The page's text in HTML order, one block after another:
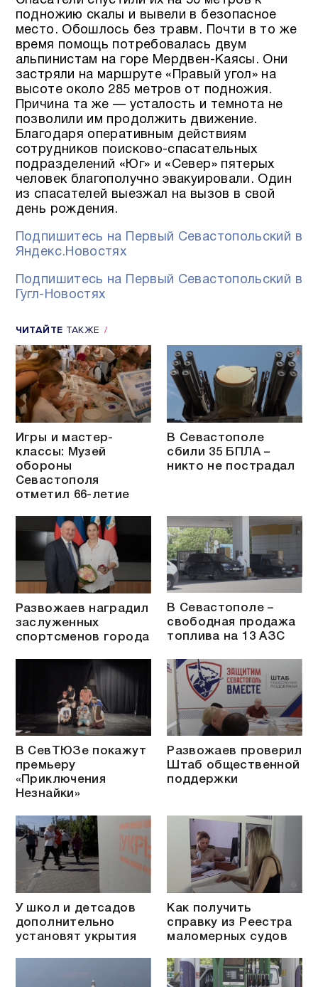
подножию скалы и вывели в безопасное
место. Обошлось без травм. Почти в то же
время помощь потребовалась двум
альпинистам на горе Мердвен-Каясы. Они
застряли на маршруте «Правый угол» на
высоте около 285 метров от подножия.
Причина та же — усталость и темнота не
позволили им продолжить движение.
Благодаря оперативным действиям
сотрудников поисково-спасательных
подразделений «Юг» и «Север» пятерых
человек благополучно эвакуировали. Один
из спасателей выезжал на вызов в свой
день рождения.
Подпишитесь на Первый Севастопольский в
Яндекс.Новостях
Подпишитесь на Первый Севастопольский в
Гугл-Новостях
ЧИТАЙТЕ ТАКЖЕ
Игры и мастер-
классы: Музей
обороны
Севастополя
отметил 66-летие
В Севастополе
сбили 35 БПЛА –
никто не пострадал
Развожаев наградил
заслуженных
спортсменов города
В Севастополе –
свободная продажа
топлива на 13 АЗС
В СевТЮЗе покажут
премьеру
«Приключения
Незнайки»
Развожаев проверил
Штаб общественной
поддержки
У школ и детсадов
дополнительно
установят укрытия
Как получить
справку из Реестра
маломерных судов